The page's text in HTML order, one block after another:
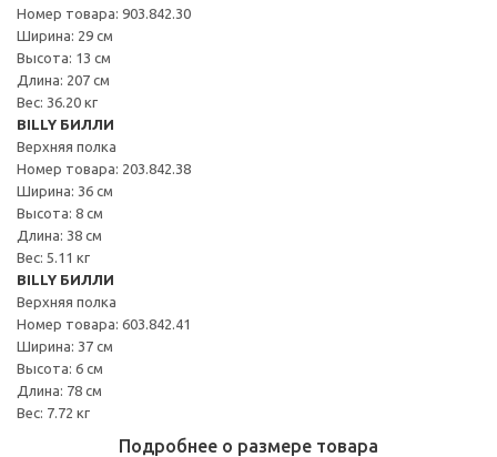
Номер товара: 903.842.30
Ширина: 29 см
Высота: 13 см
Длина: 207 см
Вес: 36.20 кг
BILLY БИЛЛИ
Верхняя полка
Номер товара: 203.842.38
Ширина: 36 см
Высота: 8 см
Длина: 38 см
Вес: 5.11 кг
BILLY БИЛЛИ
Верхняя полка
Номер товара: 603.842.41
Ширина: 37 см
Высота: 6 см
Длина: 78 см
Вес: 7.72 кг
Подробнее о размере товара